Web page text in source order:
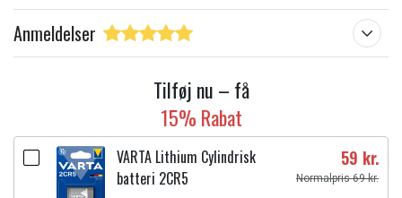
Anmeldelser
Tilføj nu – få
15% Rabat
VARTA Lithium Cylindrisk
batteri 2CR5
59 kr.
Normalpris 69 kr.